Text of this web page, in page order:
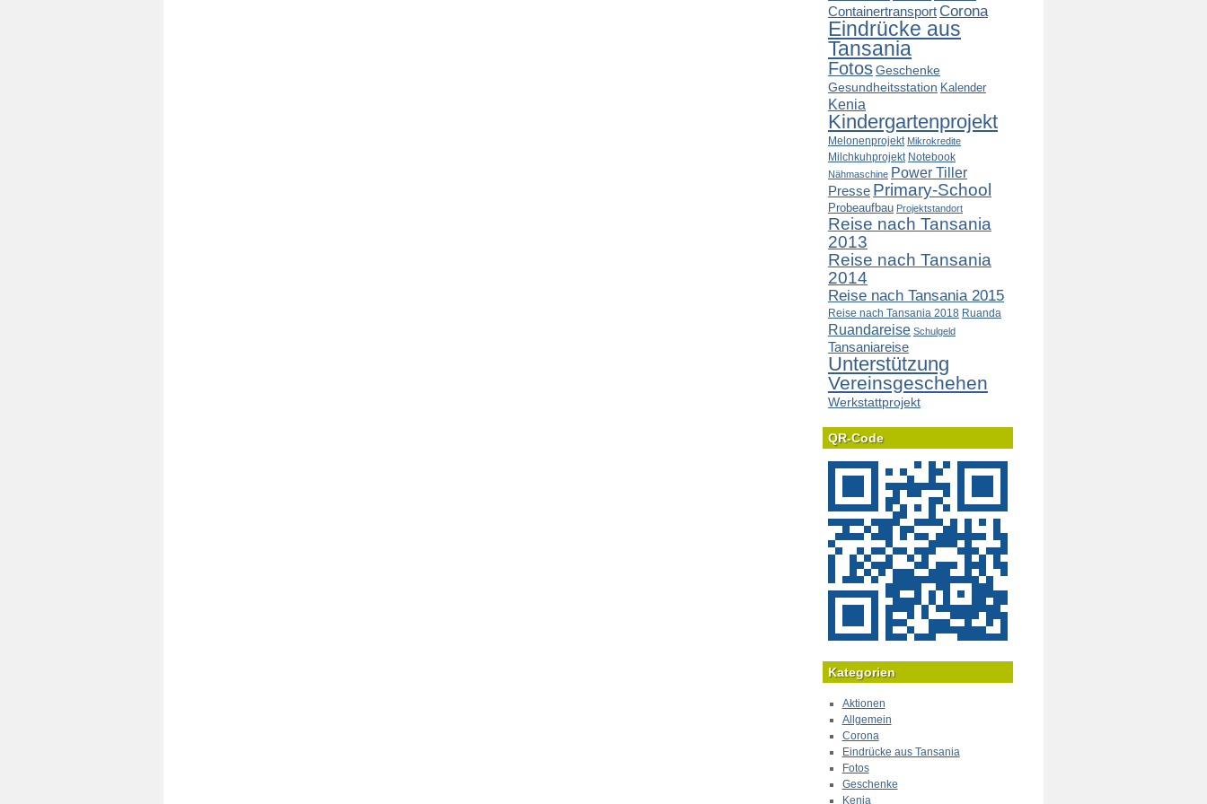
Containertransport Corona
Eindrücke aus
Tansania
FotosGeschenke
Gesundheitsstation Kalender
Kenia
Kindergartenprojekt
Melonenprojekt Mikrokredite
Milchkuhprojekt Notebook
Nähmaschine Power Tiller
Presse Primary-School
Probeaufbau Projektstandort
Reise nach Tansania
2013
Reise nach Tansania
2014
Reise nach Tansania 2015
Reise nach Tansania 2018 Ruanda
Ruandareise Schulgeld
Tansaniareise
Unterstützung
Vereinsgeschehen
Werkstattprojekt
QR-Code
Kategorien
Aktionen
Allgemein
Corona
Eindrücke aus Tansania
Fotos
Geschenke
Kenia